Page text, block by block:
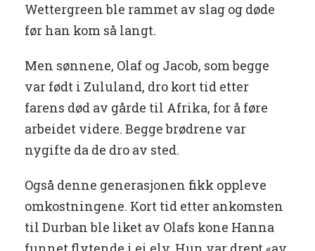
Wettergreen ble rammet av slag og døde
før han kom så langt.
Men sønnene, Olaf og Jacob, som begge
var født i Zululand, dro kort tid etter
farens død av gårde til Afrika, for å føre
arbeidet videre. Begge brødrene var
nygifte da de dro av sted.
Også denne generasjonen fikk oppleve
omkostningene. Kort tid etter ankomsten
til Durban ble liket av Olafs kone Hanna